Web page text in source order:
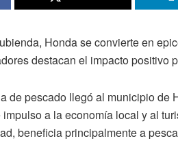
Honda se convierte en
destacan el impacto positivo
de pescado llegó al municipio de
a la economía local y al
beneficia principalmente a